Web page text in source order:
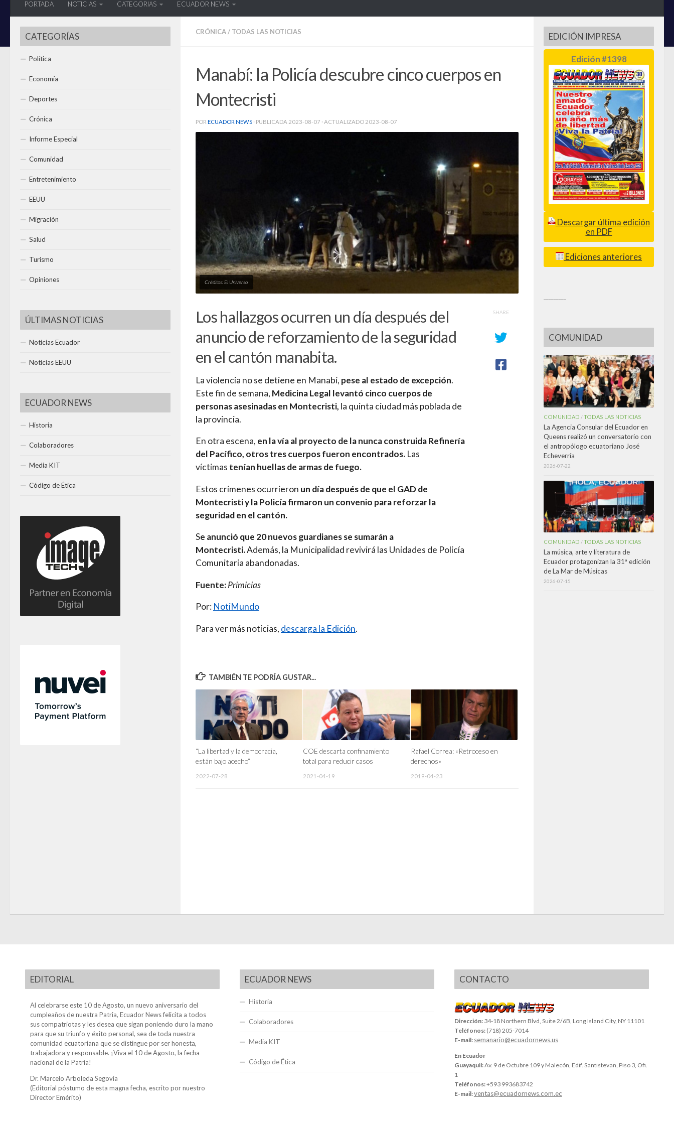
PORTADA NOTICIAS CATEGORIAS ECUADOR NEWS
CRÓNICA/ TODAS LAS NOTICIAS
Manabí: la Policía descubre cinco cuerpos en
Montecristi
POR ECUADOR NEWS · PUBLICADA 2023-08-07 · ACTUALIZADO 2023-08-07
Créditos: El Universo
Los hallazgos ocurren un día después del
anuncio de reforzamiento de la seguridad
en el cantón manabita.
La violencia no se detiene en Manabí, pese al estado de excepción.
Este fin de semana, Medicina Legal levantó cinco cuerpos de
personas asesinadas en Montecristi, la quinta ciudad más poblada de
la provincia.
En otra escena, en la vía al proyecto de la nunca construida Refinería
del Pacífico, otros tres cuerpos fueron encontrados. Las
víctimas tenían huellas de armas de fuego.
Estos crímenes ocurrieron un día después de que el GAD de
Montecristi y la Policía firmaron un convenio para reforzar la
seguridad en el cantón.
Se anunció que 20 nuevos guardianes se sumarán a
Montecristi.Además, la Municipalidad revivirá las Unidades de Policía
Comunitaria abandonadas.
Fuente:Primicias
Por: NotiMundo
Para ver más noticias, descarga la Edición.
SHARE
TAMBIÉN TE PODRÍA GUSTAR...
“La libertad y la democracia,
están bajo acecho”
2022-07-28
COE descarta confinamiento
total para reducir casos
2021-04-19
Rafael Correa: «Retroceso en
derechos»
2019-04-23
CATEGORÍAS
Política
Economía
Deportes
Crónica
Informe Especial
Comunidad
Entretenimiento
EEUU
Migración
Salud
Turismo
Opiniones
ÚLTIMAS NOTICIAS
Noticias Ecuador
Noticias EEUU
ECUADOR NEWS
Historia
Colaboradores
Media KIT
Código de Ética
EDICIÓN IMPRESA
Edición #1398
Descargar última edición
en PDF
Ediciones anteriores
COMUNIDAD
COMUNIDAD /TODAS LAS NOTICIAS
La Agencia Consular del Ecuador en
Queens realizó un conversatorio con
el antropólogo ecuatoriano José
Echeverría
2026-07-22
COMUNIDAD /TODAS LAS NOTICIAS
La música, arte y literatura de
Ecuador protagonizan la 31ª edición
de La Mar de Músicas
2026-07-15
EDITORIAL
Al celebrarse este 10 de Agosto, un nuevo aniversario del
cumpleaños de nuestra Patria, Ecuador News felicita a todos
sus compatriotas y les desea que sigan poniendo duro la mano
para que su triunfo y éxito personal, sea de toda nuestra
comunidad ecuatoriana que se distingue por ser honesta,
trabajadora y responsable. ¡Viva el 10 de Agosto, la fecha
nacional de la Patria!
Dr. Marcelo Arboleda Segovia
(Editorial póstumo de esta magna fecha, escrito por nuestro
Director Emérito)
ECUADOR NEWS
Historia
Colaboradores
Media KIT
Código de Ética
CONTACTO
Dirección: 34-18 Northern Blvd, Suite 2/6B, Long Island City, NY 11101
Teléfonos: (718) 205-7014
E-mail: semanario@ecuadornews.us
En Ecuador
Guayaquil:Av. 9 de Octubre 109 y Malecón, Edif. Santistevan, Piso 3, Ofi.
1
Teléfonos:+593 993683742
E-mail:ventas@ecuadornews.com.ec